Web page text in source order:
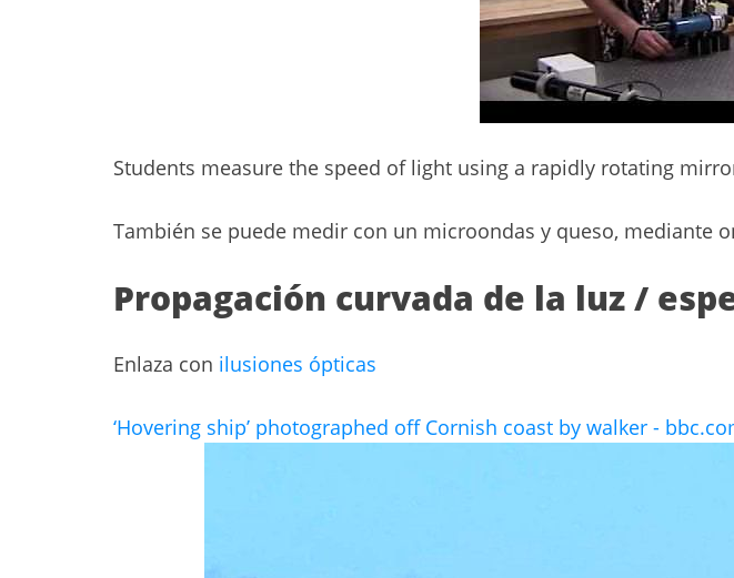
Students measure the speed of light using a rapidly rotating
También se puede medir con un microondas y queso, mediante
Propagación curvada de la luz /
Enlaza con ilusiones ópticas
‘Hovering ship’ photographed off Cornish coast by walker -